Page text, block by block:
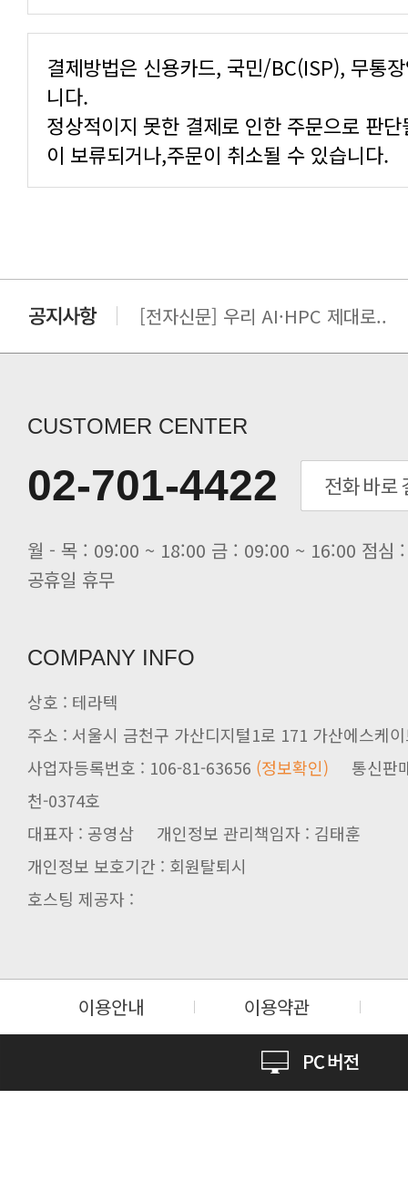
니다.
이 보류되거나,주문이 취소될 수 있습니다.
[전자신문] 우리 AI·HPC 제대로..
[전자신문] 테라텍-엣지에이아이,
[전자신문] AI 인프라 써보고 결정..
[전자신문] 공영삼 테라텍 대표 “단..
[전자신문] 당신의 AI GPU, 지..
CUSTOMER CENTER
02-701-4422
공휴일 휴무
COMPANY INFO
상호 : 테라텍
주소 : 서울시 금천구 가산디지털1로 171 가산에스케
사업자등록번호 : 106-81-63656 (정보확인)
천-0374호
대표자 : 공영삼 개인정보 관리책임자 : 김태훈
개인정보 보호기간 : 회원탈퇴시
호스팅 제공자 :
이용안내 이용약관